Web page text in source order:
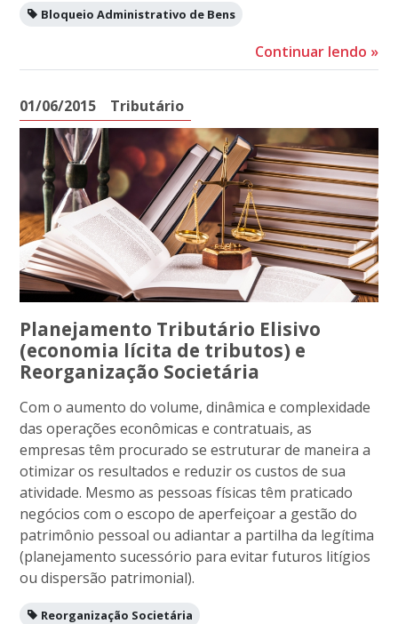
Bloqueio Administrativo de Bens
Continuar lendo »
01/06/2015 Tributário
Planejamento Tributário Elisivo
(economia lícita de tributos) e
Reorganização Societária
Com o aumento do volume, dinâmica e complexidade
das operações econômicas e contratuais, as
empresas têm procurado se estruturar de maneira a
otimizar os resultados e reduzir os custos de sua
atividade. Mesmo as pessoas físicas têm praticado
negócios com o escopo de aperfeiçoar a gestão do
patrimônio pessoal ou adiantar a partilha da legítima
(planejamento sucessório para evitar futuros litígios
ou dispersão patrimonial).
Reorganização Societária